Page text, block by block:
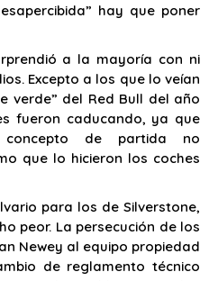
hay que poner
a la mayoría con ni
Excepto a los que lo veían
verde” del Red Bull del año
fueron caducando, ya que
concepto de partida no
que lo hicieron los coches
para los de Silverstone,
peor. La persecución de los
Newey al equipo propiedad
de reglamento técnico